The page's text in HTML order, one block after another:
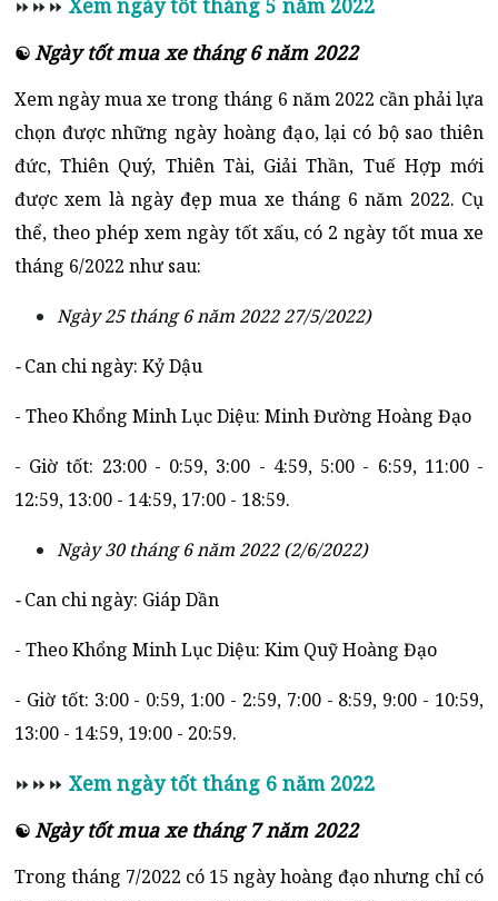
⏩⏩⏩
☯ Ngày tốt mua xe tháng 6 năm 2022
Xem ngày mua xe trong tháng 6 năm 2022 cần phải lựa
chọn được những ngày hoàng đạo, lại có bộ sao thiên
đức, Thiên Quý, Thiên Tài, Giải Thần, Tuế Hợp mới
được xem là ngày đẹp mua xe tháng 6 năm 2022. Cụ
thể, theo phép xem ngày tốt xấu, có 2 ngày tốt mua xe
tháng 6/2022 như sau:
Ngày 25 tháng 6 năm 2022 27/5/2022)
-Can chi ngày: Kỷ Dậu
- Theo Khổng Minh Lục Diệu: Minh Đường Hoàng Đạo
- Giờ tốt: 23:00 - 0:59, 3:00 - 4:59, 5:00 - 6:59, 11:00 -
12:59, 13:00 - 14:59, 17:00 - 18:59.
Ngày 30 tháng 6 năm 2022 (2/6/2022)
-Can chi ngày: Giáp Dần
- Theo Khổng Minh Lục Diệu: Kim Quỹ Hoàng Đạo
- Giờ tốt: 3:00 - 0:59, 1:00 - 2:59, 7:00 - 8:59, 9:00 - 10:59,
13:00 - 14:59, 19:00 - 20:59.
⏩⏩⏩ Xem ngày tốt tháng 6 năm 2022
☯ Ngày tốt mua xe tháng 7 năm 2022
Trong tháng 7/2022 có 15 ngày hoàng đạo nhưng chỉ có